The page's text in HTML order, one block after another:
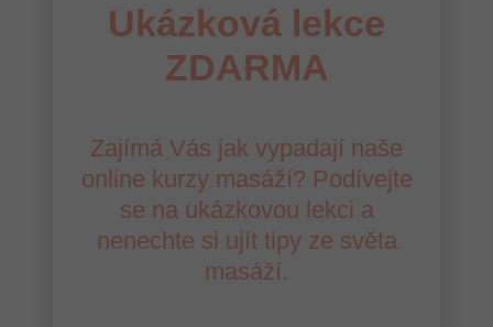
Ukázková lekce
ZDARMA
Zajímá Vás jak vypadají naše
online kurzy masáží? Podívejte
se na ukázkovou lekci a
nenechte si ujít tipy ze světa
masáží.